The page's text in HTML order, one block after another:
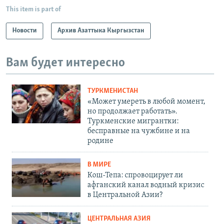
This item is part of
Новости Архив Азаттыка Кыргызстан
Вам будет интересно
ТУРКМЕНИСТАН
«Может умереть в любой момент,
но продолжает работать».
Туркменские мигрантки:
бесправные на чужбине и на
родине
В МИРЕ
Кош-Тепа: спровоцирует ли
афганский канал водный кризис
в Центральной Азии?
ЦЕНТРАЛЬНАЯ АЗИЯ